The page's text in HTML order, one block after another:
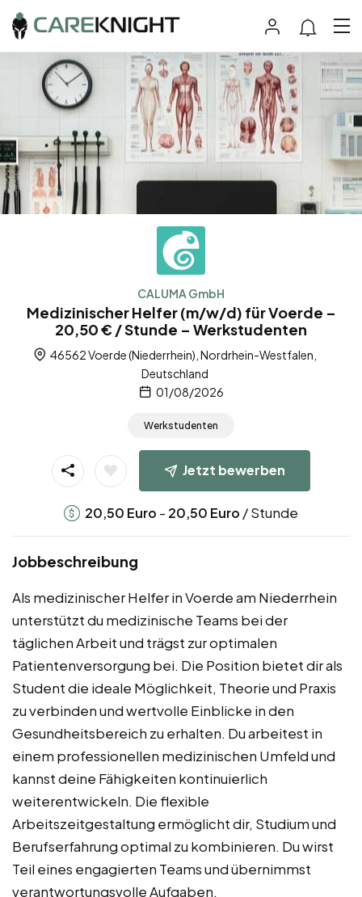
CALUMA GmbH
Medizinischer Helfer (m/w/d) für Voerde –
20,50 € / Stunde – Werkstudenten
46562 Voerde (Niederrhein), Nordrhein-Westfalen,
Deutschland
01/08/2026
Werkstudenten
Jetzt bewerben
20,50 Euro - 20,50 Euro / Stunde
Jobbeschreibung
Als medizinischer Helfer in Voerde am Niederrhein
unterstützt du medizinische Teams bei der
täglichen Arbeit und trägst zur optimalen
Patientenversorgung bei. Die Position bietet dir als
Student die ideale Möglichkeit, Theorie und Praxis
zu verbinden und wertvolle Einblicke in den
Gesundheitsbereich zu erhalten. Du arbeitest in
einem professionellen medizinischen Umfeld und
kannst deine Fähigkeiten kontinuierlich
weiterentwickeln. Die flexible
Arbeitszeitgestaltung ermöglicht dir, Studium und
Berufserfahrung optimal zu kombinieren. Du wirst
Teil eines engagierten Teams und übernimmst
verantwortungsvolle Aufgaben.